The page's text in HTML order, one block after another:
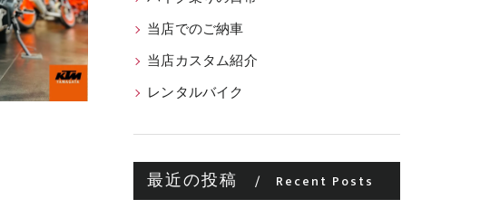
当店でのご納車
当店カスタム紹介
レンタルバイク
最近の投稿 Recent Posts